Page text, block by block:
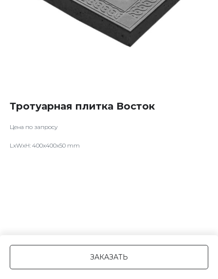
Тротуарная плитка Восток
ЗАКАЗАТЬ
Цена по запросу
LxWxH: 400x400x50 mm